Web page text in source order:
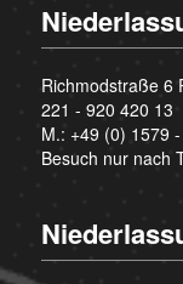
Richmodstraße 6
221 - 920 420 13
M.: +49 (0) 1579
Besuch nur nach